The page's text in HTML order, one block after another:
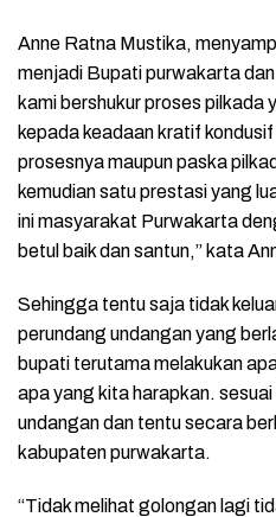
Anne Ratna Mustika,
menjadi Bupati purwakarta
kami bershukur proses pilkada
kepada keadaan kratif
prosesnya maupun paska
kemudian satu prestasi yang
ini masyarakat Purwakarta
betul baik dan santun,” kata
Sehingga tentu saja tidak
perundang undangan yang
bupati terutama melakukan
apa yang kita harapkan.
undangan dan tentu secara
kabupaten purwakarta.
“Tidak melihat golongan lagi